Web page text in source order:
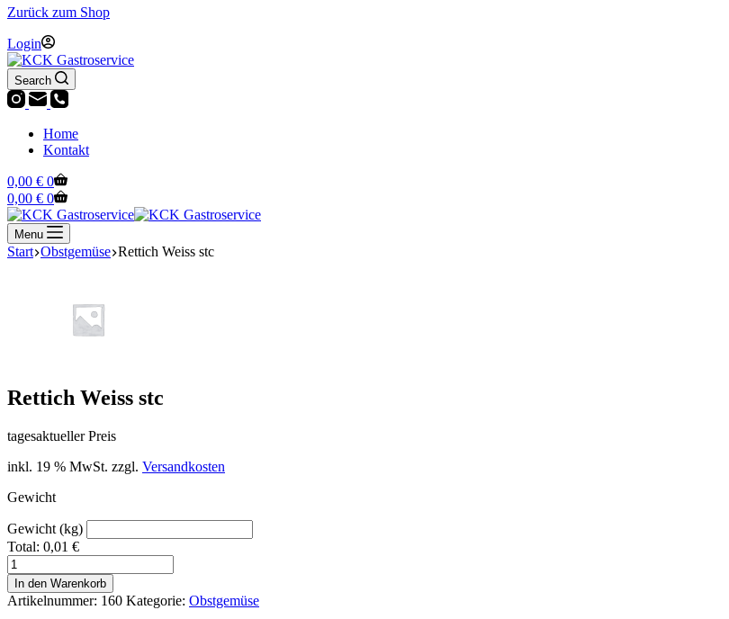
Zurück zum Shop
Login
Search
Home
Kontakt
Warenkorb
0,00 € 0
Warenkorb
0,00 € 0
Menu
Start Obstgemüse Rettich Weiss stc
Rettich Weiss stc
tagesaktueller Preis
inkl. 19 % MwSt. zzgl. Versandkosten
Gewicht
Gewicht (kg)
Total: 0,01 €
Rettich
Weiss
stc
Menge
In den Warenkorb
Artikelnummer: 160 Kategorie: Obstgemüse